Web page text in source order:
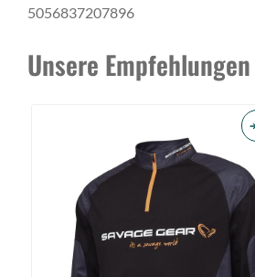
5056837207896
Unsere
Tournament